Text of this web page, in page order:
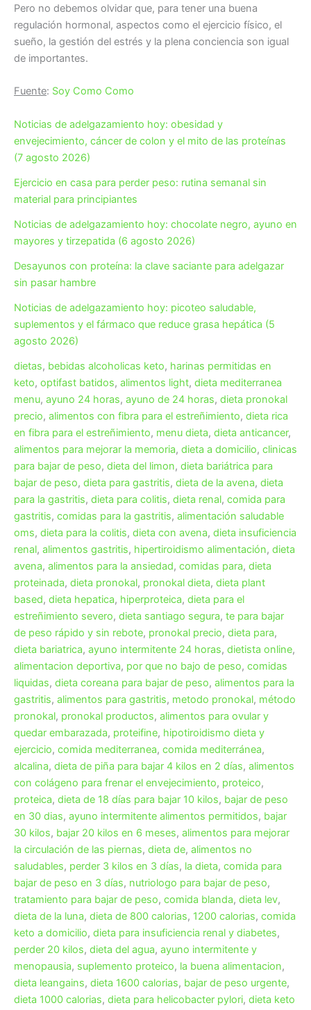
Pero no debemos olvidar que, para tener una buena
regulación hormonal, aspectos como el ejercicio físico, el
sueño, la gestión del estrés y la plena conciencia son igual
de importantes.
Fuente: Soy Como Como
Noticias de adelgazamiento hoy: obesidad y
envejecimiento, cáncer de colon y el mito de las proteínas
(7 agosto 2026)
Ejercicio en casa para perder peso: rutina semanal sin
material para principiantes
Noticias de adelgazamiento hoy: chocolate negro, ayuno en
mayores y tirzepatida (6 agosto 2026)
Desayunos con proteína: la clave saciante para adelgazar
sin pasar hambre
Noticias de adelgazamiento hoy: picoteo saludable,
suplementos y el fármaco que reduce grasa hepática (5
agosto 2026)
dietas, bebidas alcoholicas keto, harinas permitidas en
keto, optifast batidos, alimentos light, dieta mediterranea
menu, ayuno 24 horas, ayuno de 24 horas, dieta pronokal
precio, alimentos con fibra para el estreñimiento, dieta rica
en fibra para el estreñimiento, menu dieta, dieta anticancer,
alimentos para mejorar la memoria, dieta a domicilio, clinicas
para bajar de peso, dieta del limon, dieta bariátrica para
bajar de peso, dieta para gastritis, dieta de la avena, dieta
para la gastritis, dieta para colitis, dieta renal, comida para
gastritis, comidas para la gastritis, alimentación saludable
oms, dieta para la colitis, dieta con avena, dieta insuficiencia
renal, alimentos gastritis, hipertiroidismo alimentación, dieta
avena, alimentos para la ansiedad, comidas para, dieta
proteinada, dieta pronokal, pronokal dieta, dieta plant
based, dieta hepatica, hiperproteica, dieta para el
estreñimiento severo, dieta santiago segura, te para bajar
de peso rápido y sin rebote, pronokal precio, dieta para,
dieta bariatrica, ayuno intermitente 24 horas, dietista online,
alimentacion deportiva, por que no bajo de peso, comidas
liquidas, dieta coreana para bajar de peso, alimentos para la
gastritis, alimentos para gastritis, metodo pronokal, método
pronokal, pronokal productos, alimentos para ovular y
quedar embarazada, proteifine, hipotiroidismo dieta y
ejercicio, comida mediterranea, comida mediterránea,
alcalina, dieta de piña para bajar 4 kilos en 2 días, alimentos
con colágeno para frenar el envejecimiento, proteico,
proteica, dieta de 18 días para bajar 10 kilos, bajar de peso
en 30 dias, ayuno intermitente alimentos permitidos, bajar
30 kilos, bajar 20 kilos en 6 meses, alimentos para mejorar
la circulación de las piernas, dieta de, alimentos no
saludables, perder 3 kilos en 3 días, la dieta, comida para
bajar de peso en 3 días, nutriologo para bajar de peso,
tratamiento para bajar de peso, comida blanda, dieta lev,
dieta de la luna, dieta de 800 calorias, 1200 calorias, comida
keto a domicilio, dieta para insuficiencia renal y diabetes,
perder 20 kilos, dieta del agua, ayuno intermitente y
menopausia, suplemento proteico, la buena alimentacion,
dieta leangains, dieta 1600 calorias, bajar de peso urgente,
dieta 1000 calorias, dieta para helicobacter pylori, dieta keto